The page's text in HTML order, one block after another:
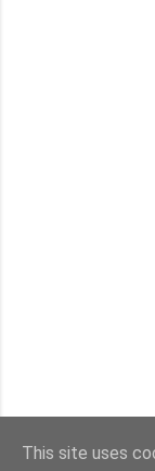
This site uses